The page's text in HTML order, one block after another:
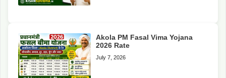
Akola PM Fasal Vima Yojana
2026 Rate
July 7, 2026